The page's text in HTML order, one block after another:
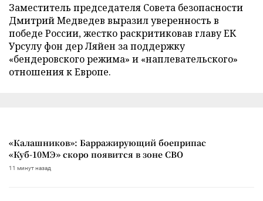
Заместитель председателя Совета безопасности
Дмитрий Медведев выразил уверенность в
победе России, жестко раскритиковав главу ЕК
Урсулу фон дер Ляйен за поддержку
«бендеровского режима» и «наплевательского»
отношения к Европе.
«Калашников»: Барражирующий боеприпас
«Куб-10МЭ» скоро появится в зоне СВО
11 минут назад